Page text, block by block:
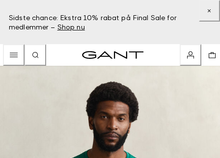
Sidste chance: Ekstra 10% rabat på Final Sale for
medlemmer – Shop nu